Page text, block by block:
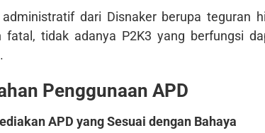
dari Disnaker berupa teguran
fatal, tidak adanya P2K3 yang berfungsi
Penggunaan APD
APD yang Sesuai dengan Bahaya